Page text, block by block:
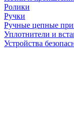
Ролики
Ручки
Ручные цепные
Уплотнители и
Устройства